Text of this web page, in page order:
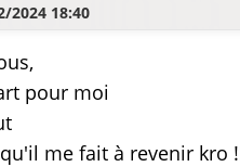
2024 18:40
pour moi
me fait à revenir kro